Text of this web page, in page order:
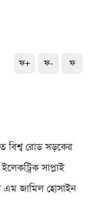
ফ+ ফ- ফ
বিশ্ব রোড সড়কের
সাপ্লাই
এম জামিল হোসাইন